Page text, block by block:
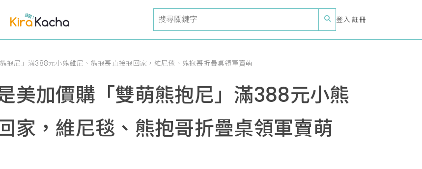
登入 註冊
抱尼」滿388元小熊維尼、熊抱哥直接抱回家，維尼毯、熊抱哥折疊桌領軍賣萌
美加價購「雙萌熊抱尼」滿388元小熊
家，維尼毯、熊抱哥折疊桌領軍賣萌